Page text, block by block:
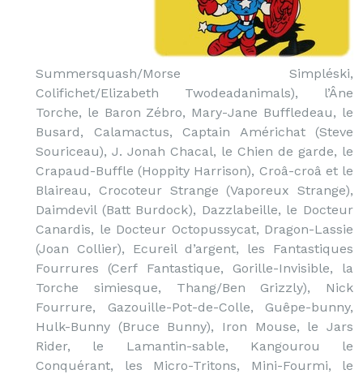
Summersquash/Morse Simpléski,
Colifichet/Elizabeth Twodeadanimals), l’Âne
Torche, le Baron Zébro, Mary-Jane Buffledeau, le
Busard, Calamactus, Captain Américhat (Steve
Souriceau), J. Jonah Chacal, le Chien de garde, le
Crapaud-Buffle (Hoppity Harrison), Croâ-croâ et le
Blaireau, Crocoteur Strange (Vaporeux Strange),
Daimdevil (Batt Burdock), Dazzlabeille, le Docteur
Canardis, le Docteur Octopussycat, Dragon-Lassie
(Joan Collier), Ecureil d’argent, les Fantastiques
Fourrures (Cerf Fantastique, Gorille-Invisible, la
Torche simiesque, Thang/Ben Grizzly), Nick
Fourrure, Gazouille-Pot-de-Colle, Guêpe-bunny,
Hulk-Bunny (Bruce Bunny), Iron Mouse, le Jars
Rider, le Lamantin-sable, Kangourou le
Conquérant, les Micro-Tritons, Mini-Fourmi, le